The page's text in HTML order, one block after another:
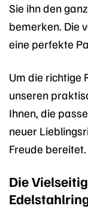
Sie ihn den
bemerken. Die
eine perfekte
Um die richtige
unseren
Ihnen, die
neuer
Freude bereitet.
Die